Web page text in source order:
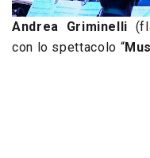
Andrea Griminelli
con lo spettacolo “